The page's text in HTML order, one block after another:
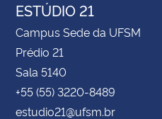
ESTÚDIO 21
Campus Sede da UFSM
Prédio 21
Sala 5140
+55 (55) 3220-8489
estudio21@ufsm.br